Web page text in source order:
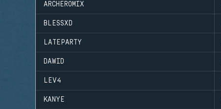
ARCHEROMIX
BLESSXD
LATEPARTY
DAWID
LEV4
KANYE